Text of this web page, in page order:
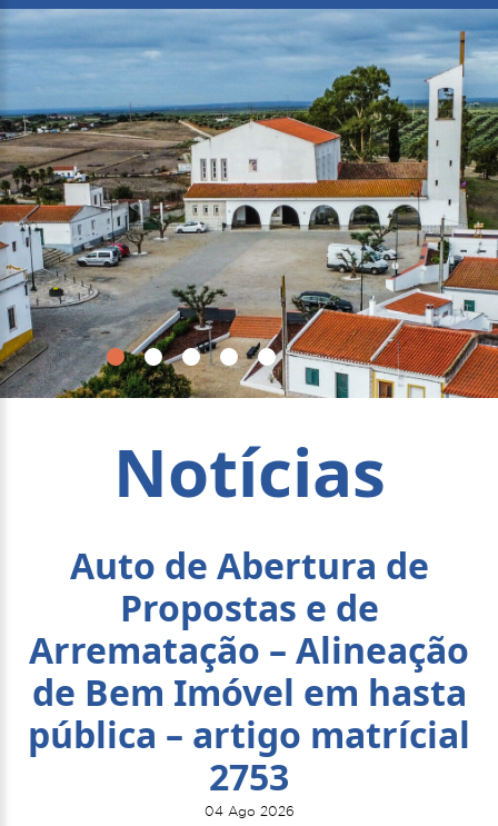
Notícias
Auto de Abertura de
Propostas e de
Arrematação – Alineação
de Bem Imóvel em hasta
pública – artigo matrícial
2753
04 Ago 2026